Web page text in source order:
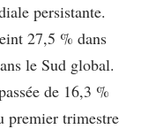
persistante.
27,5 % dans
le Sud global.
de 16,3 %
premier trimestre